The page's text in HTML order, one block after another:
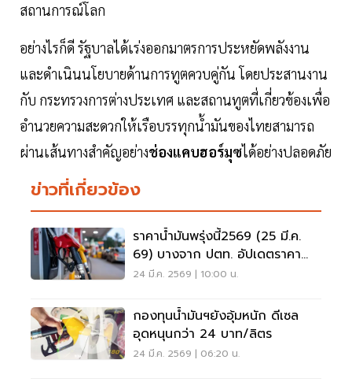
สถานการณ์โลก
อย่างไรก็ดี รัฐบาลได้เร่งออกมาตรการประหยัดพลังงาน
และดำเนินนโยบายด้านการทูตควบคู่กัน โดยประสานงาน
กับ กระทรวงการต่างประเทศ และสถานทูตที่เกี่ยวข้องเพื่อ
อำนวยความสะดวกให้เรือบรรทุกน้ำมันของไทยสามารถ
ผ่านเส้นทางสำคัญอย่างช่องแคบฮอร์มุซได้อย่างปลอดภัย
ข่าวที่เกี่ยวข้อง
ราคาน้ำมันพรุ่งนี้2569 (25 มี.ค.
69) บางจาก ปตท. อัปเดตราคา
ล่าสุด
24 มี.ค. 2569 | 10:00 น.
กองทุนน้ำมันฯยังอุ้มหนัก ดีเซล
อุดหนุนกว่า 24 บาท/ลิตร
24 มี.ค. 2569 | 06:20 น.